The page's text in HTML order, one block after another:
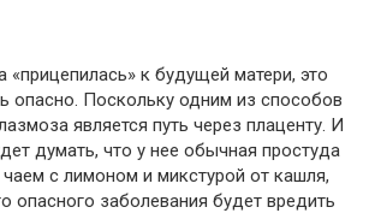
«прицепилась» к будущей матери, это
опасно. Поскольку одним из способов
является путь через плаценту. И
думать, что у нее обычная простуда
чаем с лимоном и микстурой от кашля,
опасного заболевания будет вредить